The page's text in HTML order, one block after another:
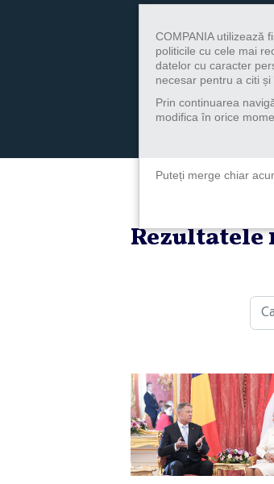
Rezultatele
COMPANIA utilizează
politicile cu cele mai
datelor cu caracter
necesar pentru a citi
Prin continuarea
modifica în orice
Puteți merge chiar